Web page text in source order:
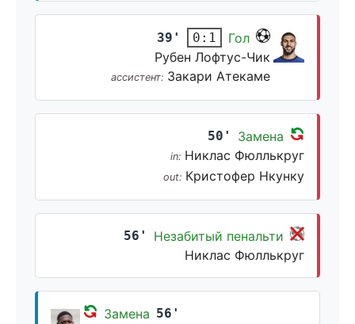
39' 0:1
Гол
Рубен Лофтус-Чик
ассистент: Закари Атекаме
50' Замена
in: Никлас Фюллькруг
out: Кристофер Нкунку
56'
Незабитый пенальти
Никлас Фюллькруг
Замена 56'